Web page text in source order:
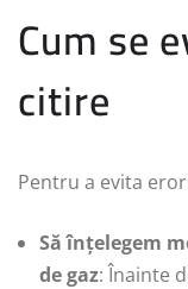
Cum se
citire
Pentru a evita
Să înțelegem
de gaz: Înainte